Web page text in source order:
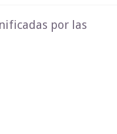
por las